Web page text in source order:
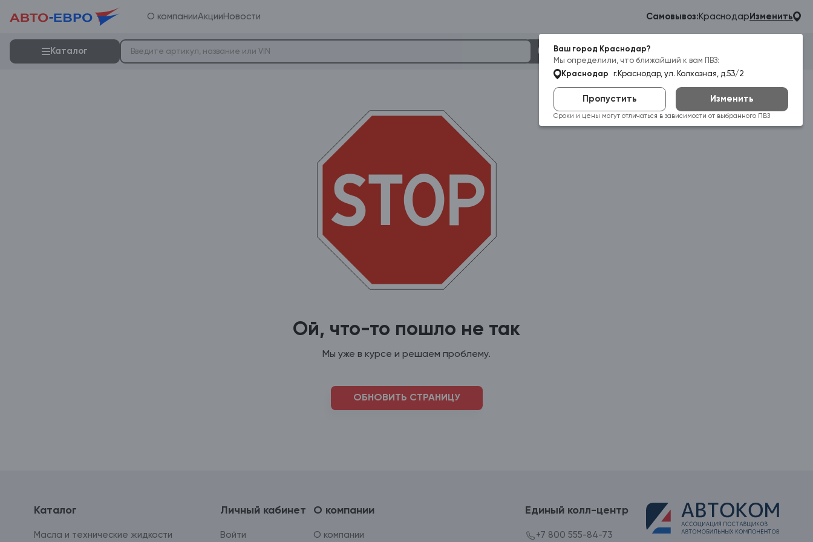
О компанииАкции Новости Самовывоз: Краснодар Изменить
Ваш город Краснодар?
Мы определили, что ближайший к вам ПВЗ:
Краснодар
г.Краснодар, ул. Колхозная, д.53/2
Пропустить Изменить
Сроки и цены могут отличаться в зависимости от выбранного ПВЗ
Каталог
Гараж
Ой, что-то пошло не так
Мы уже в курсе и решаем проблему.
ОБНОВИТЬ СТРАНИЦУ
Каталог
Масла и технические жидкости
Личный кабинет
Войти
О компании
О компании
Единый колл-центр
+7 800 555-84-73